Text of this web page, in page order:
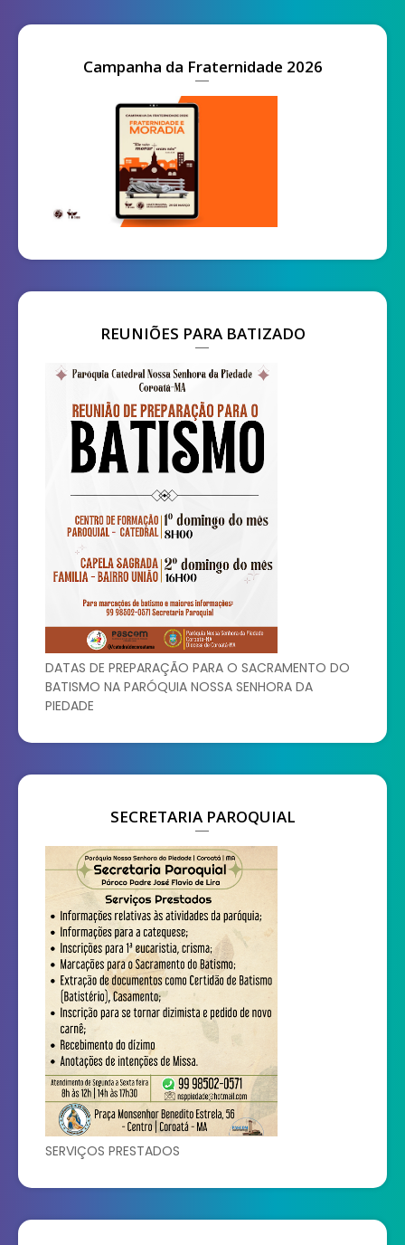
Campanha da Fraternidade 2026
REUNIÕES PARA BATIZADO
DATAS DE PREPARAÇÃO PARA O SACRAMENTO DO
BATISMO NA PARÓQUIA NOSSA SENHORA DA
PIEDADE
SECRETARIA PAROQUIAL
SERVIÇOS PRESTADOS